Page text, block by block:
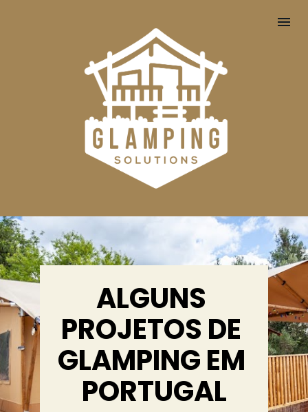
ALGUNS
PROJETOS DE
GLAMPING EM
PORTUGAL